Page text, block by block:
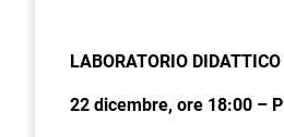
LABORATORIO
22 dicembre, ore 18:00 –